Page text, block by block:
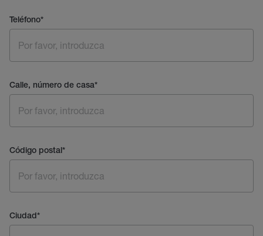
Teléfono*
Calle, número de casa*
Código postal*
Ciudad*